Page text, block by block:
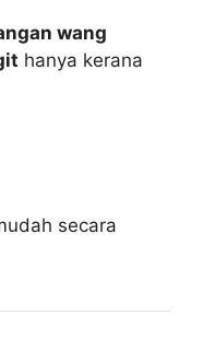
wang
hanya kerana
secara